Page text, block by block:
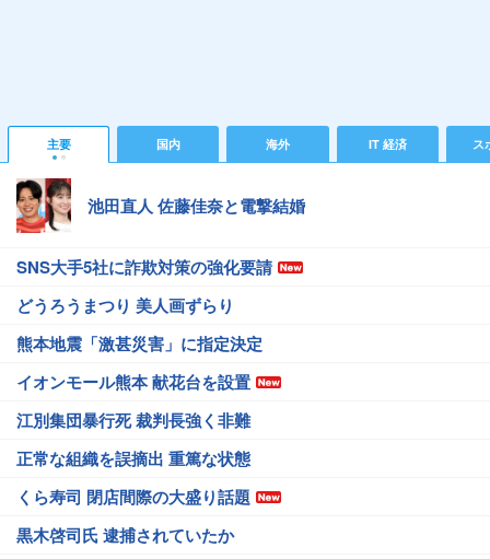
主要 国内 海外 IT 経済 ス
池田直人 佐藤佳奈と電撃結婚
SNS大手5社に詐欺対策の強化要請
どうろうまつり 美人画ずらり
熊本地震「激甚災害」に指定決定
イオンモール熊本 献花台を設置
江別集団暴行死 裁判長強く非難
正常な組織を誤摘出 重篤な状態
くら寿司 閉店間際の大盛り話題
黒木啓司氏 逮捕されていたか